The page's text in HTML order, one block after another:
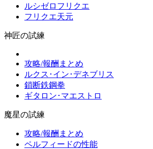
ルシゼロフリクエ
フリクエ天元
神匠の試練
攻略/報酬まとめ
ルクス･イン･デネブリス
鎖断鉄鋼拳
ギタロン･マエストロ
魔星の試練
攻略/報酬まとめ
ペルフィードの性能